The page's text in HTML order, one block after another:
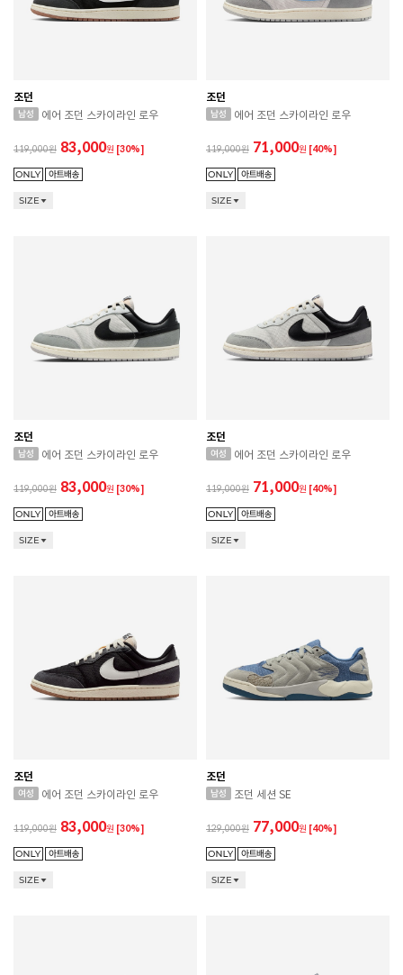
조던
에어 조던 스카이라인 로우
119,000 83,000원 [30%]
SIZE
조던
에어 조던 스카이라인 로우
119,000 71,000원 [40%]
SIZE
조던
에어 조던 스카이라인 로우
119,000 83,000원 [30%]
SIZE
조던
에어 조던 스카이라인 로우
119,000 71,000원 [40%]
SIZE
조던
에어 조던 스카이라인 로우
119,000 83,000원 [30%]
SIZE
조던
조던 세션 SE
129,000 77,000원 [40%]
SIZE